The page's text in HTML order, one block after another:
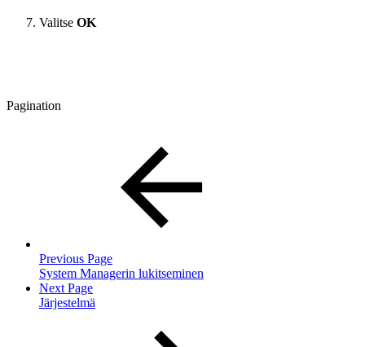
Valitse OK
Pagination
Previous Page
System Managerin lukitseminen
Next Page
Järjestelmä